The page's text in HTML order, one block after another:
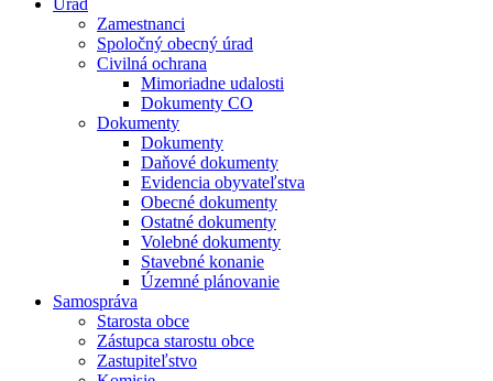
Úrad
Zamestnanci
Spoločný obecný úrad
Civilná ochrana
Mimoriadne udalosti
Dokumenty CO
Dokumenty
Dokumenty
Daňové dokumenty
Evidencia obyvateľstva
Obecné dokumenty
Ostatné dokumenty
Volebné dokumenty
Stavebné konanie
Územné plánovanie
Samospráva
Starosta obce
Zástupca starostu obce
Zastupiteľstvo